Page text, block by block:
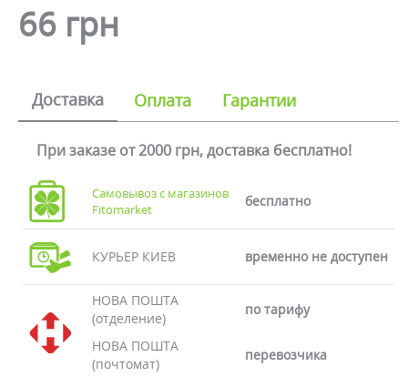
66 грн
Доставка Оплата Гарантии
При заказе от 2000 грн, доставка бесплатно!
Самовывоз с магазинов
Fitomarket
бесплатно
КУРЬЕР КИЕВ временно не доступен
НОВА ПОШТА
(отделение)
по тарифу
НОВА ПОШТА
(почтомат)
перевозчика